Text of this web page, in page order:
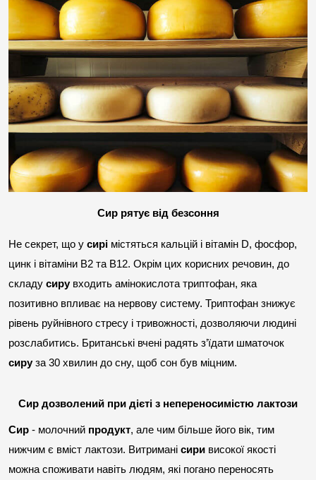
Сир рятує від безсоння
Не секрет, що у сирі містяться кальцій і вітамін D, фосфор,
цинк і вітаміни B2 та B12. Окрім цих корисних речовин, до
складу сиру входить амінокислота триптофан, яка
позитивно впливає на нервову систему. Триптофан знижує
рівень руйнівного стресу і тривожності, дозволяючи людині
сиру за 30 хвилин до сну, щоб сон був міцним.
Сир дозволений при дієті з непереносимістю лактози
Сир - молочний продукт, але чим більше його вік, тим
нижчим є вміст лактози. Витримані сири високої якості
можна споживати навіть людям, які погано переносять